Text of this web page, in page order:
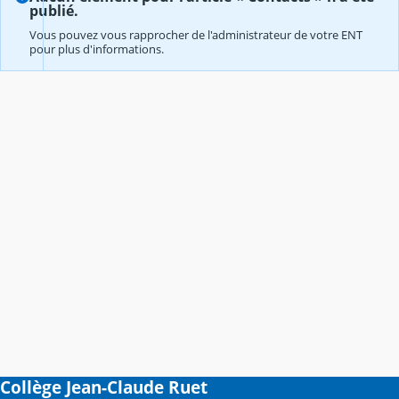
publié.
Vous pouvez vous rapprocher de l'administrateur de votre ENT
pour plus d'informations.
Collège Jean-Claude Ruet